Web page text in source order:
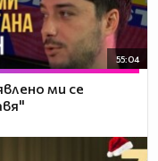
55:04
ми се